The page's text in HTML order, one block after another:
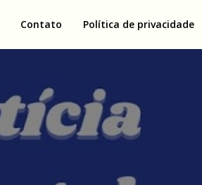
Contato Política de privacidade